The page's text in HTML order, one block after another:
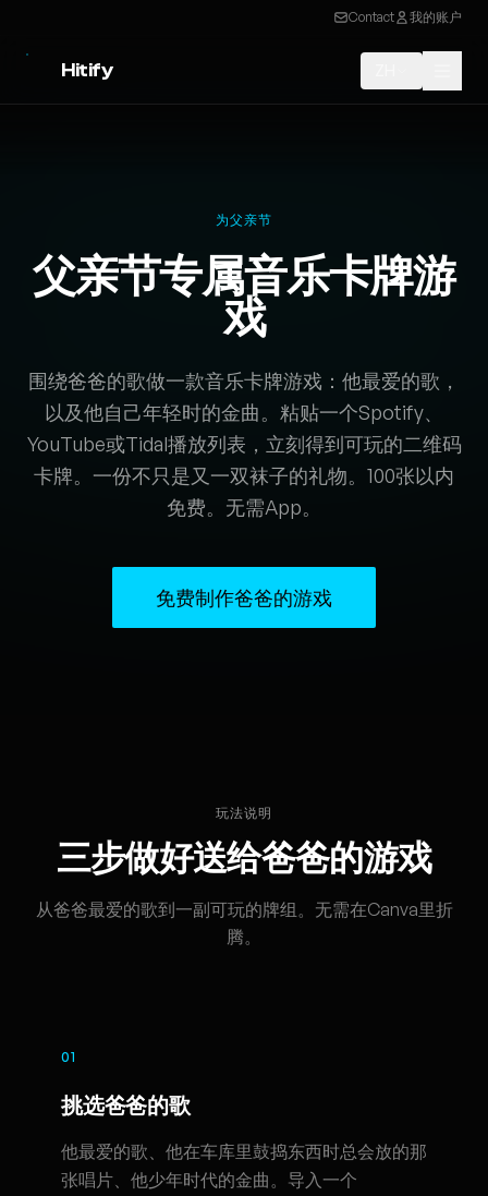
Contact 我的账户
Hitify
为父亲节
父亲节专属音乐卡牌游
戏
围绕爸爸的歌做一款音乐卡牌游戏：他最爱的歌，
以及他自己年轻时的金曲。粘贴一个Spotify、
YouTube或Tidal播放列表，立刻得到可玩的二维码
卡牌。一份不只是又一双袜子的礼物。100张以内
免费。无需App。
免费制作爸爸的游戏
玩法说明
三步做好送给爸爸的游戏
从爸爸最爱的歌到一副可玩的牌组。无需在Canva里折
腾。
01
挑选爸爸的歌
他最爱的歌、他在车库里鼓捣东西时总会放的那
张唱片、他少年时代的金曲。导入一个